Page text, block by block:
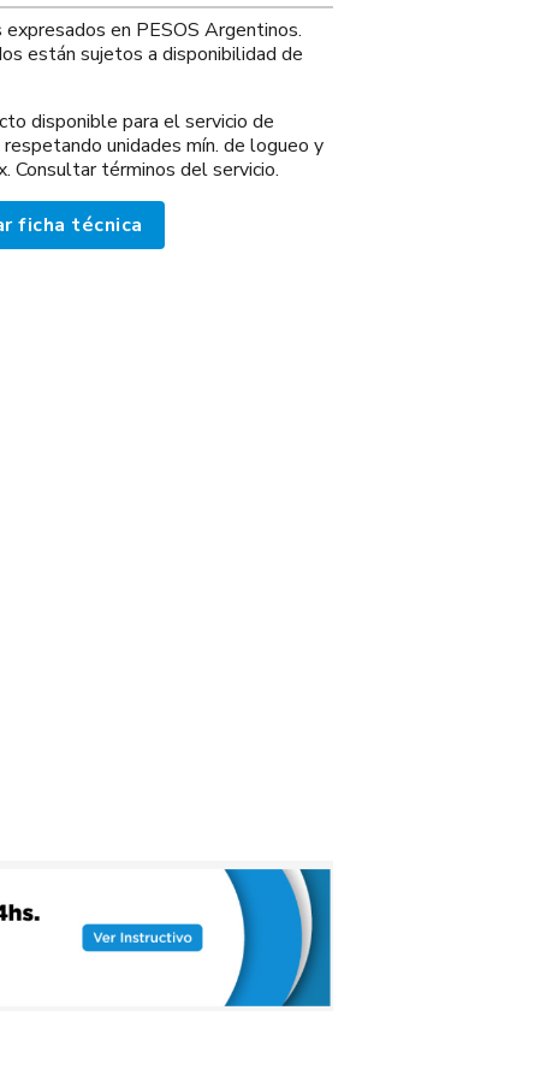
expresados en PESOS Argentinos.
están sujetos a disponibilidad de
disponible para el servicio de
unidades mín. de logueo y
Consultar términos del servicio.
ficha técnica